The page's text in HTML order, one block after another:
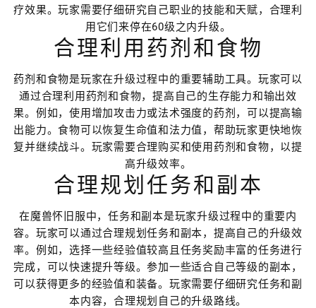
疗效果。玩家需要仔细研究自己职业的技能和天赋，合理利
用它们来停在60级之内升级。
合理利用药剂和食物
药剂和食物是玩家在升级过程中的重要辅助工具。玩家可以
通过合理利用药剂和食物，提高自己的生存能力和输出效
果。例如，使用增加攻击力或法术强度的药剂，可以提高输
出能力。食物可以恢复生命值和法力值，帮助玩家更快地恢
复并继续战斗。玩家需要合理购买和使用药剂和食物，以提
高升级效率。
合理规划任务和副本
在魔兽怀旧服中，任务和副本是玩家升级过程中的重要内
容。玩家可以通过合理规划任务和副本，提高自己的升级效
率。例如，选择一些经验值较高且任务奖励丰富的任务进行
完成，可以快速提升等级。参加一些适合自己等级的副本，
可以获得更多的经验值和装备。玩家需要仔细研究任务和副
本内容，合理规划自己的升级路线。